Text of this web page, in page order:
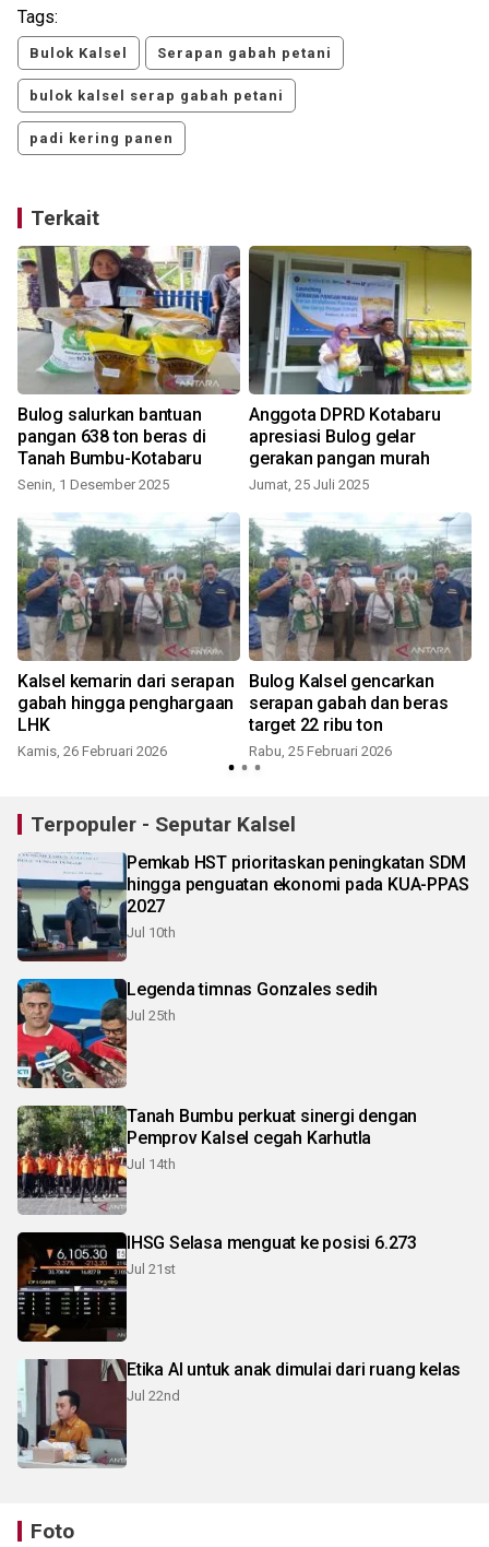
Tags:
Bulok Kalsel Serapan gabah petani
bulok kalsel serap gabah petani
padi kering panen
Terkait
Bulog salurkan bantuan
pangan 638 ton beras di
Tanah Bumbu-Kotabaru
Senin, 1 Desember 2025
Anggota DPRD Kotabaru
apresiasi Bulog gelar
gerakan pangan murah
Jumat, 25 Juli 2025
Kalsel kemarin dari serapan
gabah hingga penghargaan
LHK
Kamis, 26 Februari 2026
Bulog Kalsel gencarkan
serapan gabah dan beras
target 22 ribu ton
Rabu, 25 Februari 2026
Terpopuler - Seputar Kalsel
Pemkab HST prioritaskan peningkatan SDM
hingga penguatan ekonomi pada KUA-PPAS
2027
Jul 10th
Legenda timnas Gonzales sedih
Jul 25th
Tanah Bumbu perkuat sinergi dengan
Pemprov Kalsel cegah Karhutla
Jul 14th
IHSG Selasa menguat ke posisi 6.273
Jul 21st
Etika AI untuk anak dimulai dari ruang kelas
Jul 22nd
Foto